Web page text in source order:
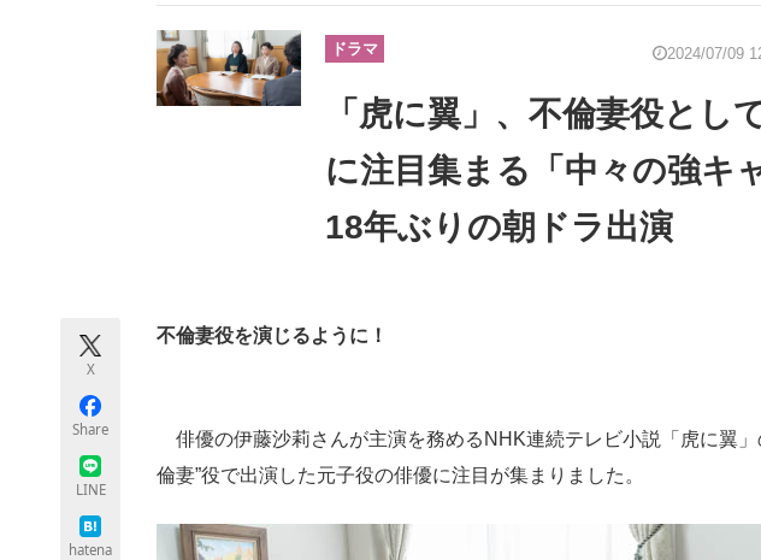
ビジネスと働き方のヒント
ITエンジニア向け専門サイト 企業向けIT製品の総合サイト
ドラマ 2024/07/09
「虎に翼」、不倫妻役とし
に注目集まる「中々の強キ
18年ぶりの朝ドラ出演
X
Share
LINE
hatena
不倫妻役を演じるように！
俳優の伊藤沙莉さんが主演を務めるNHK連続テレビ小説「虎に翼」
倫妻”役で出演した元子役の俳優に注目が集まりました。